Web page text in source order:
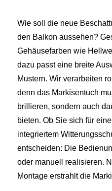
Wie soll die neue
den Balkon aussehen?
Gehäusefarben wie
dazu passt eine breite
Mustern. Wir verarbeiten
denn das Markisentuch
brillieren, sondern auch
bieten. Ob Sie sich für
integriertem
entscheiden: Die
oder manuell realisieren.
Montage erstrahlt die